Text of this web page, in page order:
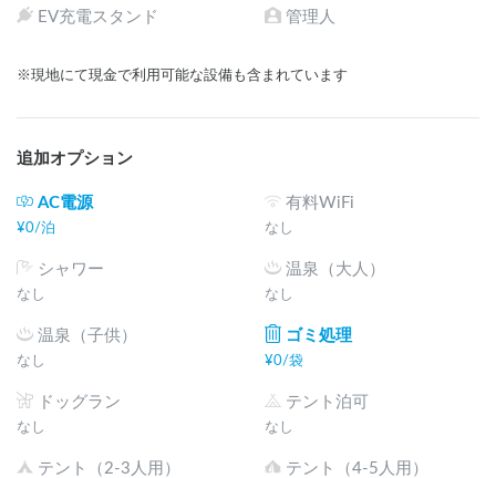
EV充電スタンド 管理人
※現地にて現金で利用可能な設備も含まれています
追加オプション
AC電源
¥0/泊
有料WiFi
なし
シャワー
なし
温泉（大人）
なし
温泉（子供）
なし
ゴミ処理
¥0/袋
ドッグラン
なし
テント泊可
なし
テント（2-3人用） テント（4-5人用）